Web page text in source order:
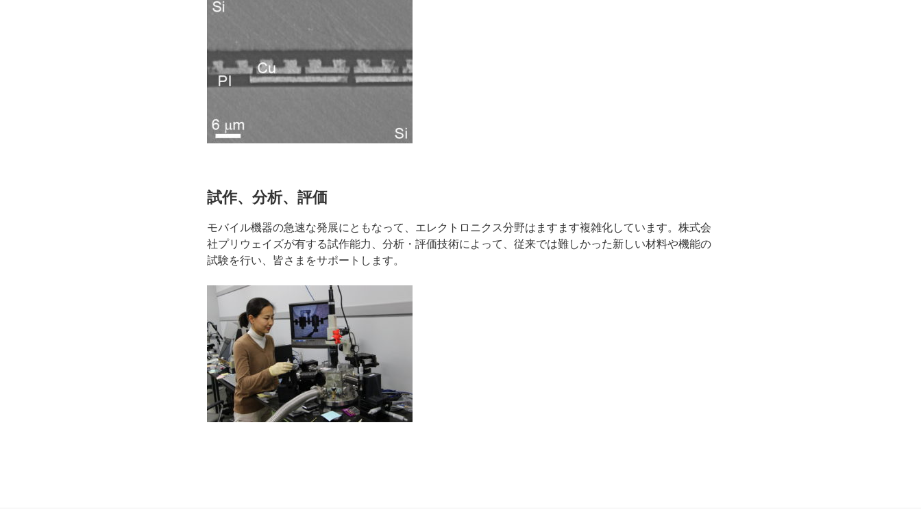
試作、分析、評価
モバイル機器の急速な発展にともなって、エレクトロニクス分野はますます複雑化しています。株式会
社プリウェイズが有する試作能力、分析・評価技術によって、従来では難しかった新しい材料や機能の
試験を行い、皆さまをサポートします。